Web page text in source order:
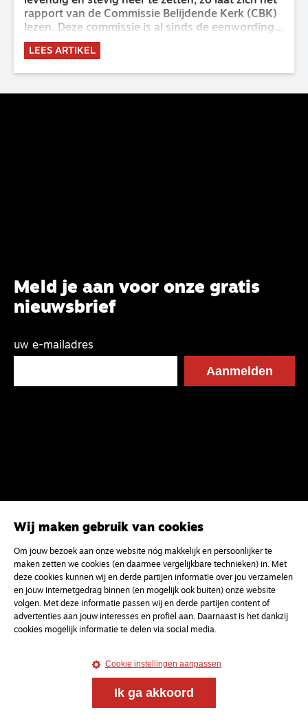
rapport van de Commissie Belijdende Kerk (CBK)
lezen. Deze commissie is al sinds de eenwording
van de GKv en NGK actief en kreeg van de
synode van Deventer in 2023 de opdracht om
belijdenis en bij te dragen aan de verlevendiging
LEES ARTIKEL
Meld je aan voor onze gratis
nieuwsbrief
uw e-mailadres
MagazineOnderweg
en gesprek voor christenen onderweg, in het bijzonder
Onderweg
Wij maken gebruik van cookies
Om jouw bezoek aan onze website nóg makkelijk en persoonlijker te
maken zetten we cookies (en daarmee vergelijkbare technieken) in. Met
deze cookies kunnen wij en derde partijen informatie over jou verzamelen
en jouw internetgedrag binnen (en mogelijk ook buiten) onze website
volgen. Met deze informatie passen wij en derde partijen content of
advertenties aan jouw interesses en profiel aan. Daarnaast is het dankzij
cookies mogelijk informatie te delen via social media.
Cookie instellingen aanpassen
Ik ga akkoord